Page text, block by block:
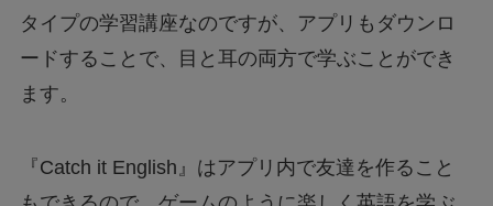
タイプの学習講座なのですが、アプリもダウンロ
ードすることで、目と耳の両方で学ぶことができ
ます。
『Catch it English』はアプリ内で友達を作ること